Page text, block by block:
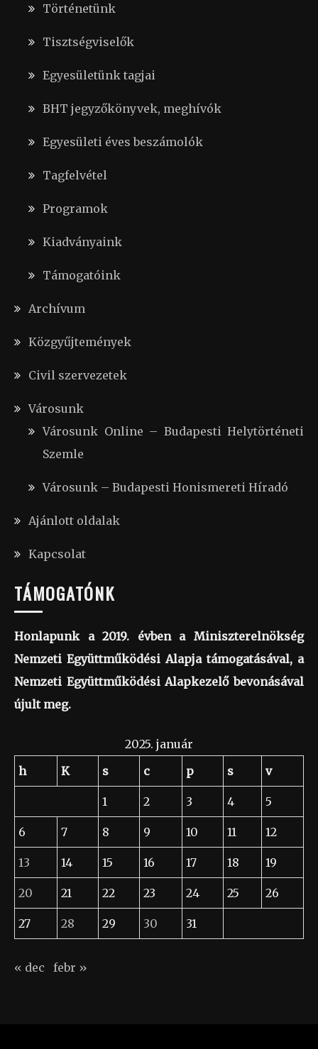
Történetünk
Tisztségviselők
Egyesületünk tagjai
BHT jegyzőkönyvek, meghívók
Egyesületi éves beszámolók
Tagfelvétel
Programok
Kiadványaink
Támogatóink
Archívum
Közgyűjtemények
Civil szervezetek
Városunk
Városunk Online – Budapesti Helytörténeti
Szemle
Városunk – Budapesti Honismereti Híradó
Ajánlott oldalak
Kapcsolat
TÁMOGATÓNK
Honlapunk a 2019. évben a Miniszterelnökség
Nemzeti Együttműködési Alapja támogatásával, a
Nemzeti Együttműködési Alapkezelő bevonásával
újult meg.
2025. január
h
K s c p s v
1 2 3 4 5
6 7 8 9 10 11 12
13 14 15 16 17 18 19
20 21 22 23 24 25 26
27 28 29 30 31
« dec febr »